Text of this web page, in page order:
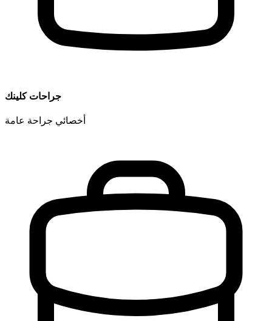
جراحات كلينك
أخصائي جراحة عامة